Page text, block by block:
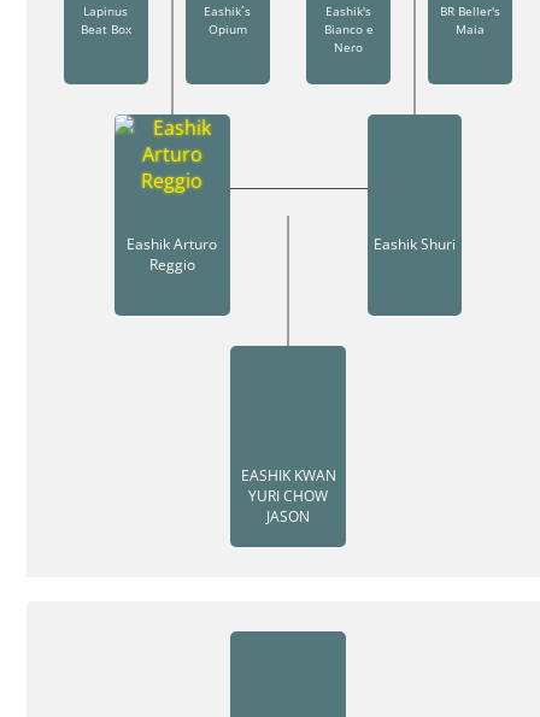
EASHIK KWAN
YURI CHOW
JASON
Eashik Arturo
Reggio
Eashik Shuri
Lapinus
Beat Box
Eashik´s
Opium
Eashik's
Bianco e
Nero
BR Beller's
Maia